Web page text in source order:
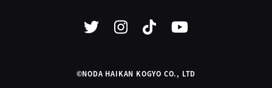
©NODA HAIKAN KOGYO CO., LTD